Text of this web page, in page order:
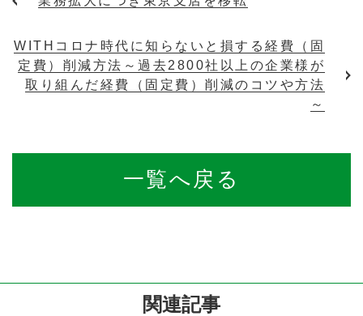
一覧へ戻る
WITHコロナ時代に知らないと損する経費（固
定費）削減方法～過去2800社以上の企業様が
取り組んだ経費（固定費）削減のコツや方法
～
関連記事